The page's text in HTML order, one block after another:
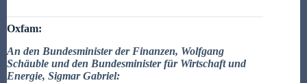
Oxfam:
An den Bundesminister der Finanzen, Wolfgang
Schäuble und den Bundesminister für Wirtschaft und
Energie, Sigmar Gabriel: